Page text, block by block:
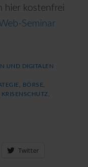
hier kostenfrei
Seminar
UND DIGITALEN
BÖRSE
KRISENSCHUTZ
Twitter